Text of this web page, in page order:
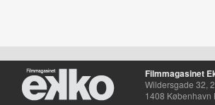
Filmmagasinet
Wildersgade 32,
1408 København